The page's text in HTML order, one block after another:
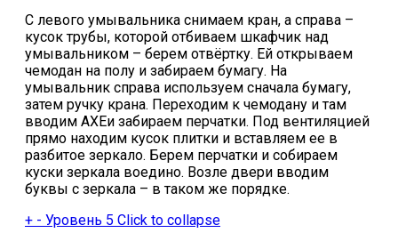
С левого умывальника снимаем кран, а справа –
кусок трубы, которой отбиваем шкафчик над
умывальником – берем отвёртку. Ей открываем
чемодан на полу и забираем бумагу. На
умывальник справа используем сначала бумагу,
затем ручку крана. Переходим к чемодану и там
вводим AXEи забираем перчатки. Под вентиляцией
прямо находим кусок плитки и вставляем ее в
разбитое зеркало. Берем перчатки и собираем
куски зеркала воедино. Возле двери вводим
буквы с зеркала – в таком же порядке.
+ - Уровень 5 Click to collapse